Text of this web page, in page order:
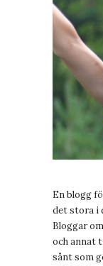
En blogg
det stora i
Bloggar
och annat
sånt som